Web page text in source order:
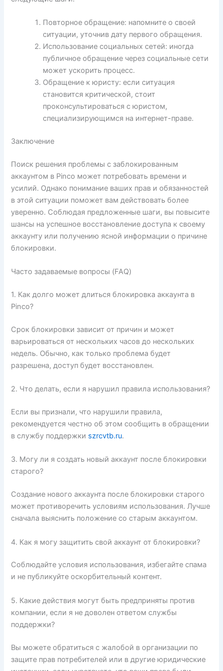
Повторное обращение: напомните о своей
ситуации, уточнив дату первого обращения.
Использование социальных сетей: иногда
публичное обращение через социальные сети
может ускорить процесс.
Обращение к юристу: если ситуация
становится критической, стоит
проконсультироваться с юристом,
специализирующимся на интернет-праве.
Заключение
Поиск решения проблемы с заблокированным
аккаунтом в Pinco может потребовать времени и
усилий. Однако понимание ваших прав и обязанностей
в этой ситуации поможет вам действовать более
уверенно. Соблюдая предложенные шаги, вы повысите
шансы на успешное восстановление доступа к своему
аккаунту или получению ясной информации о причине
блокировки.
Часто задаваемые вопросы (FAQ)
1. Как долго может длиться блокировка аккаунта в
Pinco?
Срок блокировки зависит от причин и может
варьироваться от нескольких часов до нескольких
недель. Обычно, как только проблема будет
разрешена, доступ будет восстановлен.
2. Что делать, если я нарушил правила использования?
Если вы признали, что нарушили правила,
рекомендуется честно об этом сообщить в обращении
в службу поддержки szrcvtb.ru.
3. Могу ли я создать новый аккаунт после блокировки
старого?
Создание нового аккаунта после блокировки старого
может противоречить условиям использования. Лучше
сначала выяснить положение со старым аккаунтом.
4. Как я могу защитить свой аккаунт от блокировки?
Соблюдайте условия использования, избегайте спама
и не публикуйте оскорбительный контент.
5. Какие действия могут быть предприняты против
компании, если я не доволен ответом службы
поддержки?
Вы можете обратиться с жалобой в организации по
защите прав потребителей или в другие юридические